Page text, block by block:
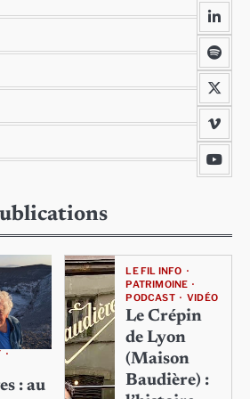
: au
LE FIL INFO
PATRIMOINE
PODCAST
VIDÉO
Le Crépin
de Lyon
(Maison
Baudière) :